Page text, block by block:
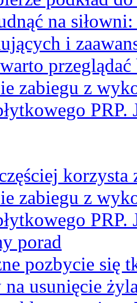
na
i
zabiegu z
PRP.
korzysta
zabiegu z
PRP.
porad
pozbycie się
usunięcie